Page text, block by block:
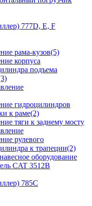
777D, E, F
рама-кузов(5)
корпуса
подъема
гидроцилиндров
к раме(2)
тяги к заднему мосту
рулевого
к трапеции(2)
оборудование
CAT 3512B
785C